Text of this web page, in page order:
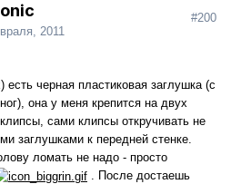
2011
#200
черная пластиковая заглушка (с
она у меня крепится на двух
сами клипсы откручивать не
заглушками к передней стенке.
ломать не надо - просто
. После достаешь